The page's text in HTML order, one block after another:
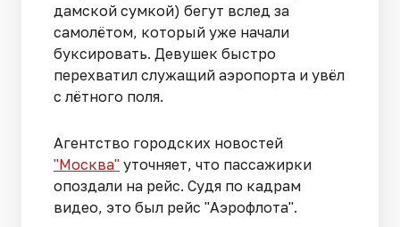
дамской сумкой) бегут вслед за
самолётом, который уже начали
буксировать. Девушек быстро
перехватил служащий аэропорта и увёл
с лётного поля.
Агентство городских новостей
"Москва" уточняет, что пассажирки
опоздали на рейс. Судя по кадрам
видео, это был рейс "Аэрофлота".